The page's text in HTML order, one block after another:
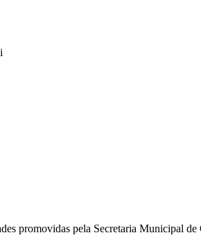
promovidas pela Secretaria Municipal de